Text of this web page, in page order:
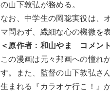
の山下敦弘が務める。
なお、中学生の岡聡実役は、
マ問わず、繊細な心の機微を
＜原作者：和山やま コメン
この漫画は元々邦画への憧れ
す。また、監督の山下敦弘さ
生まれる『カラオケ行こ！』